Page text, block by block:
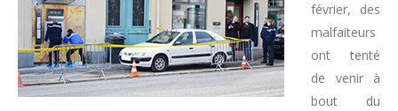
février, des
malfaiteurs
ont tenté
de venir à
bout du